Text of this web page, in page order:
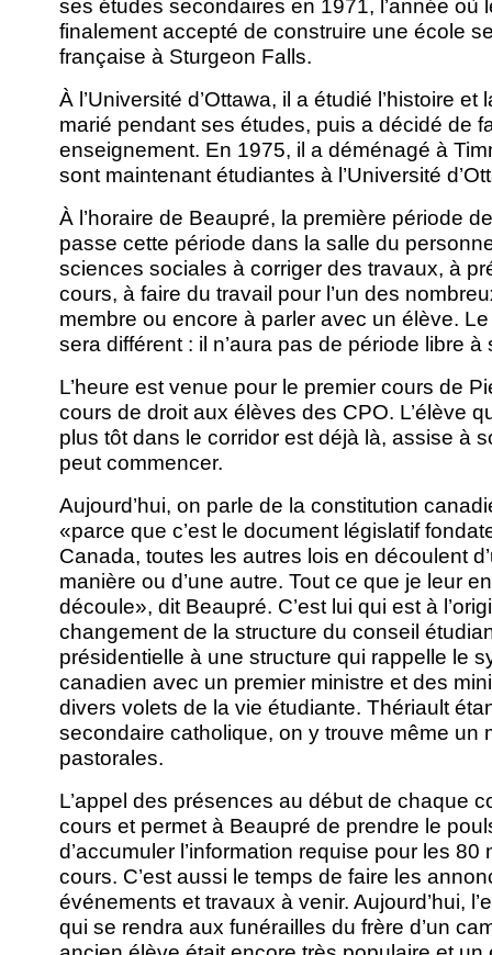
ses études secondaires en 1971, l’année où
finalement accepté de construire une école
française à Sturgeon Falls.
À l’Université d’Ottawa, il a étudié l’histoire et
marié pendant ses études, puis a décidé de
enseignement. En 1975, il a déménagé à
sont maintenant étudiantes à l’Université
À l’horaire de Beaupré, la première période
passe cette période dans la salle du
sciences sociales à corriger des travaux, à
cours, à faire du travail pour l’un des
membre ou encore à parler avec un élève.
sera différent : il n’aura pas de période libre à
L’heure est venue pour le premier cours de
cours de droit aux élèves des CPO. L’élève
plus tôt dans le corridor est déjà là, assise à
peut commencer.
Aujourd’hui, on parle de la constitution
«parce que c’est le document législatif
Canada, toutes les autres lois en découlent
manière ou d’une autre. Tout ce que je leur
découle», dit Beaupré. C’est lui qui est à
changement de la structure du conseil
présidentielle à une structure qui rappelle le
canadien avec un premier ministre et des
divers volets de la vie étudiante. Thériault
secondaire catholique, on y trouve même un
pastorales.
L’appel des présences au début de chaque
cours et permet à Beaupré de prendre le
d’accumuler l’information requise pour les
cours. C’est aussi le temps de faire les
événements et travaux à venir. Aujourd’hui,
qui se rendra aux funérailles du frère d’un